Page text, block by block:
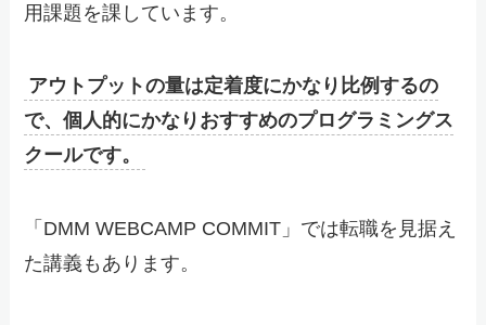
用課題を課しています。
アウトプットの量は定着度にかなり比例するの
で、個人的にかなりおすすめのプログラミングス
クールです。
「DMM WEBCAMP COMMIT」では転職を見据え
た講義もあります。